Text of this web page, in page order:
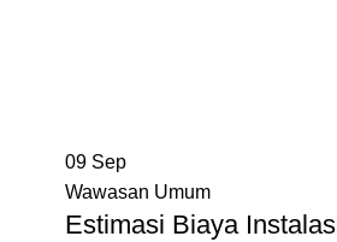
09 Sep
Wawasan Umum
Estimasi Biaya